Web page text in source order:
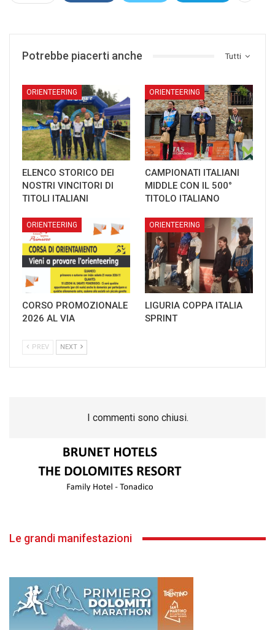
Tutti
Potrebbe piacerti anche
ORIENTEERING
ELENCO STORICO DEI
NOSTRI VINCITORI DI
TITOLI ITALIANI
ORIENTEERING
CAMPIONATI ITALIANI
MIDDLE CON IL 500°
TITOLO ITALIANO
ORIENTEERING
CORSO PROMOZIONALE
2026 AL VIA
ORIENTEERING
LIGURIA COPPA ITALIA
SPRINT
PREV NEXT
I commenti sono chiusi.
Le grandi manifestazioni